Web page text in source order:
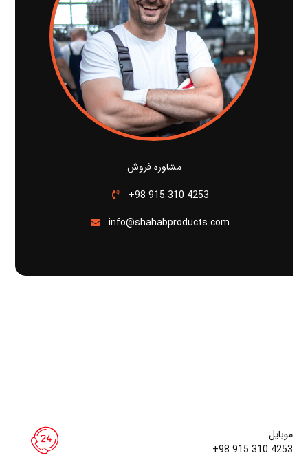
مشاوره فروش
+98 915 310 4253
info@shahabproducts.com
موبایل
+98 915 310 4253